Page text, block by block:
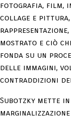
fotografia, film,
collage e
mostrato e ciò
fonda su un
delle immagini,
contraddizioni
Subotzky mette